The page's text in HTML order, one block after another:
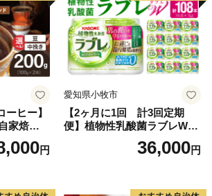
ーヒー】
家焙煎珈
200g）
円
愛知県小牧市
【2ヶ月に1回 計3回定期
便】植物性乳酸菌ラブレW
プレーン36本（計108本）
36,000円